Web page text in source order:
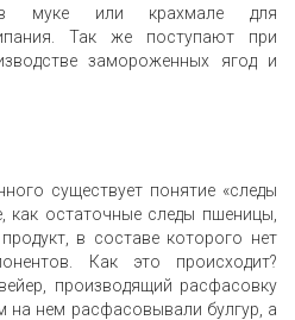
муке или крахмале для
Так же поступают при
замороженных ягод и
существует понятие «следы
как остаточные следы пшеницы,
в составе которого нет
Как это происходит?
производящий расфасовку
на нем расфасовывали булгур, а